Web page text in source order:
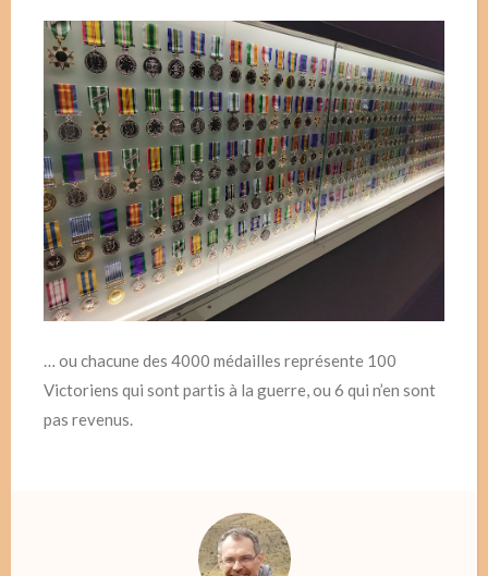
… ou chacune des 4000 médailles représente 100
Victoriens qui sont partis à la guerre, ou 6 qui n’en sont
pas revenus.